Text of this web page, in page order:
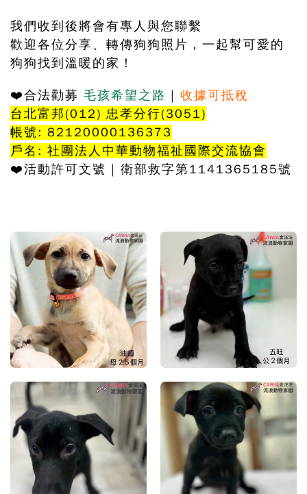
我們收到後將會有專人與您聯繫
歡迎各位分享、轉傳狗狗照片，一起幫可愛的
狗狗找到溫暖的家！
❤️合法勸募 毛孩希望之路 | 收據可抵稅
台北富邦(012) 忠孝分行(3051)
帳號: 82120000136373
戶名: 社團法人中華動物福祉國際交流協會
❤️活動許可文號 | 衛部救字第1141365185號